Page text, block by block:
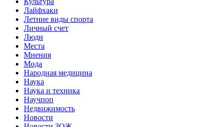
Лайфхаки
Летние виды спорта
Личный счет
Люди
Места
Мнения
Мода
Народная медицина
Наука
Наука и техника
Научпоп
Недвижимость
Новости